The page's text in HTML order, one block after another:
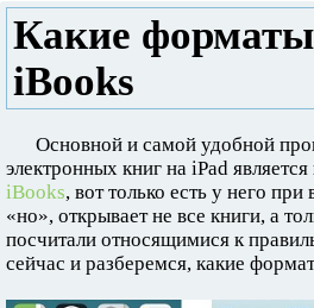
Какие
iBooks
Основной и самой удобной
электронных книг на iPad
iBooks, вот только есть у него
«но», открывает не все книги, а
посчитали относящимися к
сейчас и разберемся, какие